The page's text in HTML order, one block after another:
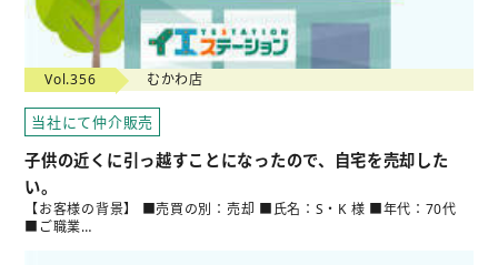
Vol.356 むかわ店
当社にて仲介販売
子供の近くに引っ越すことになったので、自宅を売却した
い。
【お客様の背景】 ■売買の別：売却 ■氏名：S・K 様 ■年代：70代
■ご職業…